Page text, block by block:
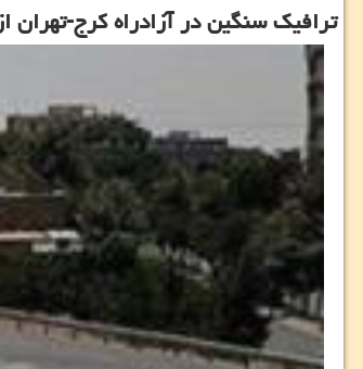
ترافیك سنگین در آزادراه كرج-